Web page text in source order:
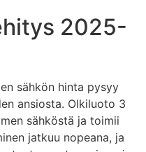
2025-
sähkön hinta pysyy
ansiosta. Olkiluoto 3
sähköstä ja toimii
jatkuu nopeana, ja